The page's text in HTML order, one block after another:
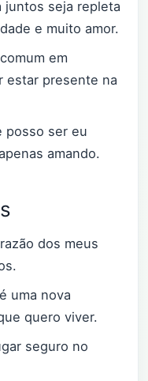
juntos seja repleta
e muito amor.
em
estar presente na
posso ser eu
amando.
dos meus
uma nova
quero viver.
seguro no